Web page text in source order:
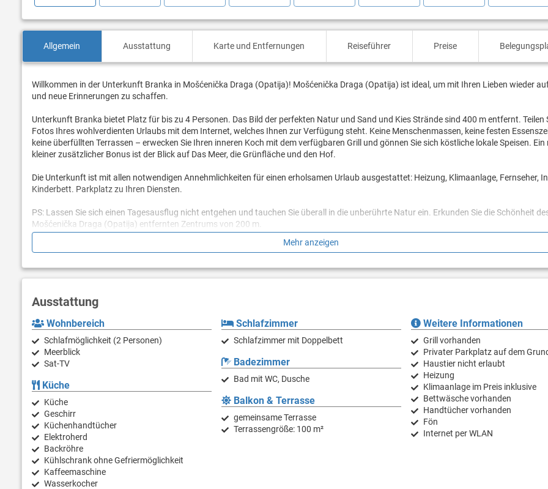
Allgemein Ausstattung Karte und Entfernungen Reiseführer Preise
Willkommen in der Unterkunft Branka in Mošćenička Draga (Opatija)! Mošćenička Draga (Opatija) ist ideal, um mit Ihren Lieben wieder
und neue Erinnerungen zu schaffen.
Unterkunft Branka bietet Platz für bis zu 4 Personen. Das Bild der perfekten Natur und Sand und Kies Strände sind 400 m entfernt. Teilen
Fotos Ihres wohlverdienten Urlaubs mit dem Internet, welches Ihnen zur Verfügung steht. Keine Menschenmassen, keine festen
keine überfüllten Terrassen – erwecken Sie Ihren inneren Koch mit dem verfügbaren Grill und gönnen Sie sich köstliche lokale Speisen. Ein
kleiner zusätzlicher Bonus ist der Blick auf Das Meer, die Grünfläche und den Hof.
Die Unterkunft ist mit allen notwendigen Annehmlichkeiten für einen erholsamen Urlaub ausgestattet: Heizung, Klimaanlage, Fernseher,
Kinderbett. Parkplatz zu Ihren Diensten.
PS: Lassen Sie sich einen Tagesausflug nicht entgehen und tauchen Sie überall in die unberührte Natur ein. Erkunden Sie die Schönheit
Mošćenička Draga (Opatija) entfernten Zentrums von 200 m.
Sind Sie bereit, Ihren Traumurlaub Wirklichkeit werden zu lassen? Buchen Sie Unterkunft Branka, solange noch verfügbar.
Mehr anzeigen
Ausstattung
Wohnbereich
Schlafmöglichkeit (2 Personen)
Meerblick
Sat-TV
Küche
Küche
Geschirr
Küchenhandtücher
Elektroherd
Backröhre
Kühlschrank ohne Gefriermöglichkeit
Kaffeemaschine
Wasserkocher
Schlafzimmer
Schlafzimmer mit Doppelbett
Badezimmer
Bad mit WC, Dusche
Balkon & Terrasse
gemeinsame Terrasse
Terrassengröße: 100 m²
Weitere Informationen
Grill vorhanden
Privater Parkplatz auf dem
Haustier nicht erlaubt
Heizung
Klimaanlage im Preis inklusive
Bettwäsche vorhanden
Handtücher vorhanden
Fön
Internet per WLAN